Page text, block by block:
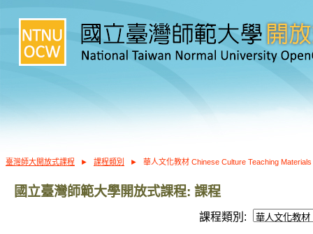
臺灣師大開放式課程 ► 課程類別 ► 華人文化教材 Chinese Culture Teaching
國立臺灣師範大學開放式課程: 課程
課程類別: